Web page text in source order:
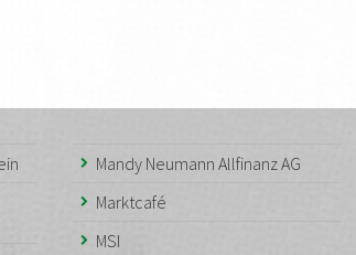
Mandy Neumann Allfinanz AG
Marktcafé
MSI